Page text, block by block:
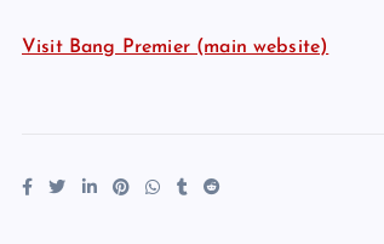
Visit Bang Premier (main website)